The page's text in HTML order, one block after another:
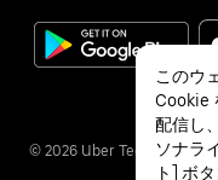
© 2026 Uber Technologies
このウ
Cookie
配信し
ソナラ
ト] ボ